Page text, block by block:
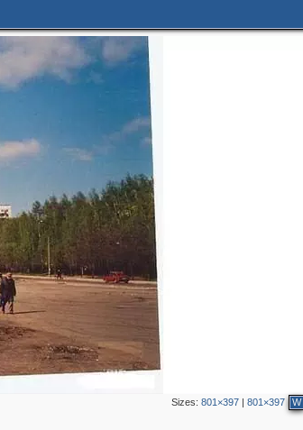
Sizes:801×397 |801×397 W